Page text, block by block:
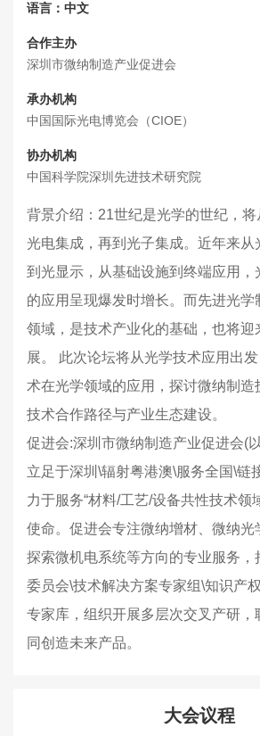
语言：中文
合作主办
深圳市微纳制造产业促进会
承办机构
中国国际光电博览会（CIOE）
协办机构
中国科学院深圳先进技术研究院
背景介绍：21世纪是光学的世纪，将
光电集成，再到光子集成。近年来从
到光显示，从基础设施到终端应用，
的应用呈现爆发时增长。而先进光学
领域，是技术产业化的基础，也将迎
展。 此次论坛将从光学技术应用出
术在光学领域的应用，探讨微纳制造
技术合作路径与产业生态建设。
促进会:深圳市微纳制造产业促进会(
立足于深圳\辐射粤港澳\服务全国\链
力于服务“材料/工艺/设备共性技术领
使命。促进会专注微纳增材、微纳光
探索微机电系统等方向的专业服务，
委员会\技术解决方案专家组\知识产
专家库，组织开展多层次交叉产研，
同创造未来产品。
大会议程